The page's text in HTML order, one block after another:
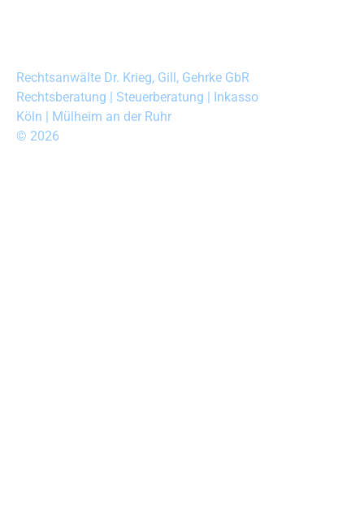
Rechtsanwälte Dr. Krieg, Gill, Gehrke GbR
Rechtsberatung | Steuerberatung | Inkasso
Köln | Mülheim an der Ruhr
© 2026